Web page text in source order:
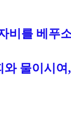
비를 베푸
물이시